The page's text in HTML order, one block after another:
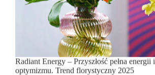
Radiant Energy – Przyszłość pełna energii i
optymizmu. Trend florystyczny 2025